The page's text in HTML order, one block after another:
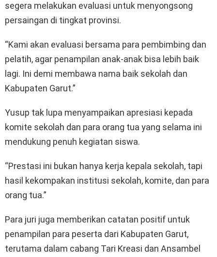
segera melakukan evaluasi untuk menyongsong
persaingan di tingkat provinsi.
“Kami akan evaluasi bersama para pembimbing dan
pelatih, agar penampilan anak-anak bisa lebih baik
lagi. Ini demi membawa nama baik sekolah dan
Kabupaten Garut.”
Yusup tak lupa menyampaikan apresiasi kepada
komite sekolah dan para orang tua yang selama ini
mendukung penuh kegiatan siswa.
“Prestasi ini bukan hanya kerja kepala sekolah, tapi
hasil kekompakan institusi sekolah, komite, dan para
orang tua.”
Para juri juga memberikan catatan positif untuk
penampilan para peserta dari Kabupaten Garut,
terutama dalam cabang Tari Kreasi dan Ansambel